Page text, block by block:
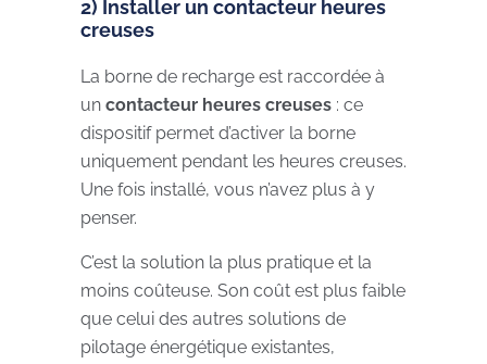
2) Installer un contacteur heures
creuses
La borne de recharge est raccordée à
un contacteur heures creuses : ce
dispositif permet d’activer la borne
uniquement pendant les heures creuses.
Une fois installé, vous n’avez plus à y
penser.
C’est la solution la plus pratique et la
moins coûteuse. Son coût est plus faible
que celui des autres solutions de
pilotage énergétique existantes,